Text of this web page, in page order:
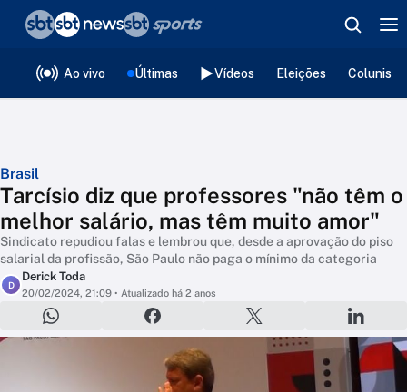
Ao vivo Últimas Vídeos Eleições
Brasil
Tarcísio diz que professores "não têm o
melhor salário, mas têm muito amor"
Sindicato repudiou falas e lembrou que, desde a aprovação do piso
salarial da profissão, São Paulo não paga o mínimo da categoria
D
Derick Toda
20/02/2024, 21:09 • Atualizado há 2 anos
❮voltar
Editorias